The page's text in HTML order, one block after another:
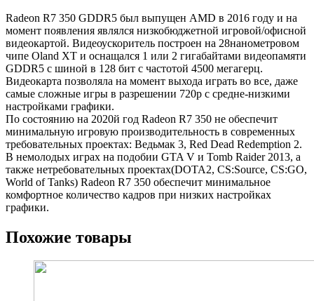
Radeon R7 350 GDDR5 был выпущен AMD в 2016 году и на
момент появления являлся низкобюджетной игровой/офисной
видеокартой. Видеоускоритель построен на 28нанометровом
чипе Oland XT и оснащался 1 или 2 гигабайтами видеопамяти
GDDR5 с шиной в 128 бит с частотой 4500 мегагерц.
Видеокарта позволяла на момент выхода играть во все, даже
самые сложные игры в разрешении 720p с средне-низкими
настройками графики.
По состоянию на 2020й год Radeon R7 350 не обеспечит
минимальную игровую производительность в современных
требовательных проектах: Ведьмак 3, Red Dead Redemption 2.
В немолодых играх на подобии GTA V и Tomb Raider 2013, а
также нетребовательных проектах(DOTA2, CS:Source, CS:GO,
World of Tanks) Radeon R7 350 обеспечит минимальное
комфортное количество кадров при низких настройках
графики.
Похожие товары